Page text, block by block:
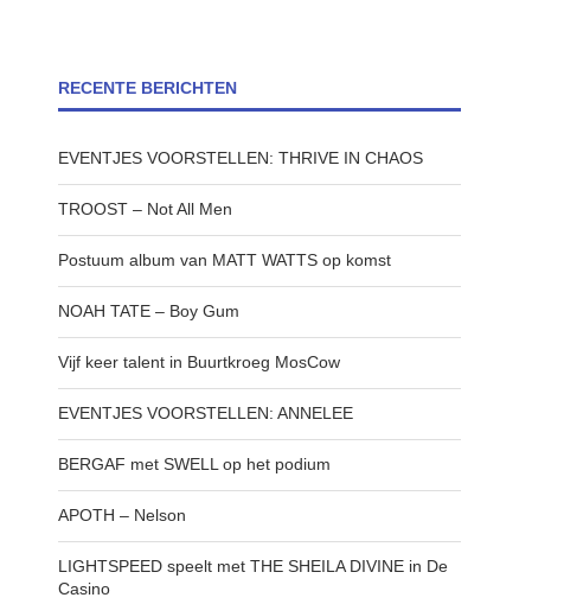
RECENTE BERICHTEN
EVENTJES VOORSTELLEN: THRIVE IN CHAOS
TROOST – Not All Men
Postuum album van MATT WATTS op komst
NOAH TATE – Boy Gum
Vijf keer talent in Buurtkroeg MosCow
EVENTJES VOORSTELLEN: ANNELEE
BERGAF met SWELL op het podium
APOTH – Nelson
LIGHTSPEED speelt met THE SHEILA DIVINE in De
Casino